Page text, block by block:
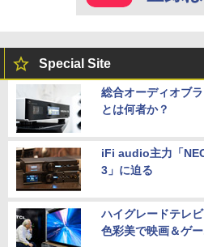
Special Site
総合オーディオブ
とは何者か？
iFi audio主力「
3」に迫る
ハイグレードテレ
色彩美で映画＆ゲ